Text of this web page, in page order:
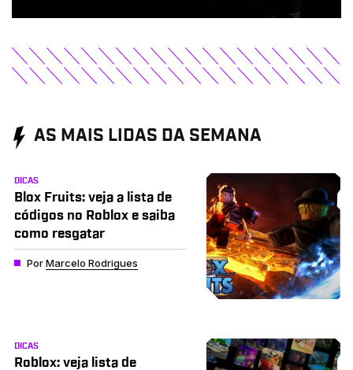
AS MAIS LIDAS DA SEMANA
DICAS
Blox Fruits: veja a lista de
códigos no Roblox e saiba
como resgatar
PorMarcelo Rodrigues
DICAS
Roblox: veja lista de